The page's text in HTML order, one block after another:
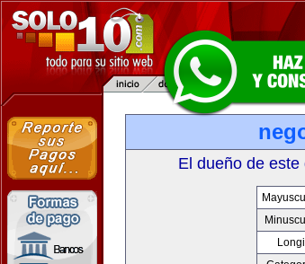
El dueño de